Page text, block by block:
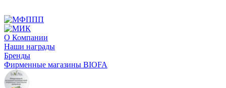
О Компании
Наши награды
Бренды
Фирменные магазины BIOFA